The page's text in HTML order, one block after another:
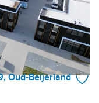
Oud-Beijerland